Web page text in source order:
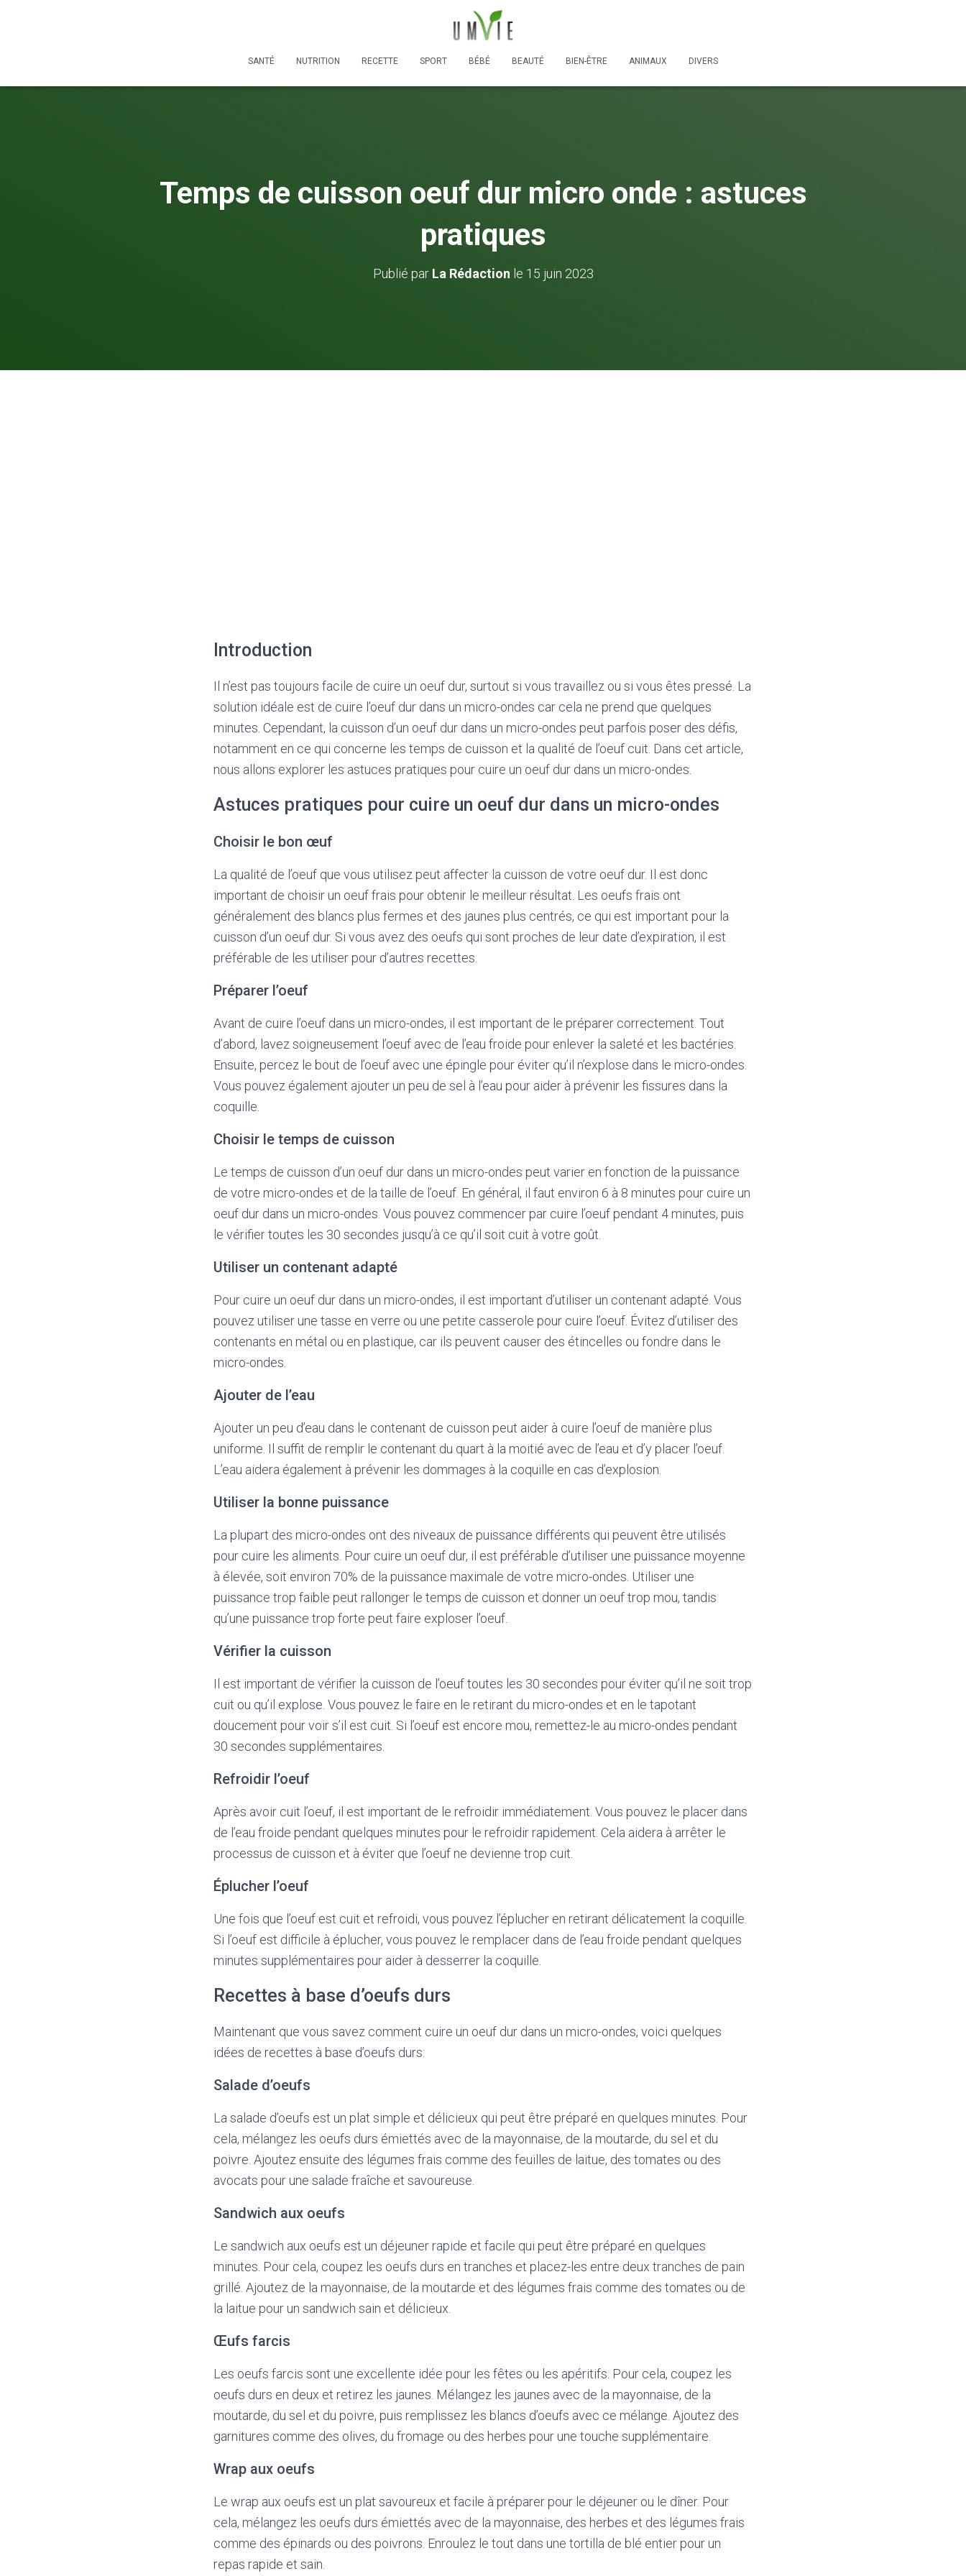
SANTÉ NUTRITION RECETTE SPORT BÉBÉ BEAUTÉ BIEN-ÊTRE ANIMAUX DIVERS
Temps de cuisson oeuf dur micro onde : astuces
pratiques
Publié par La Rédaction le 15 juin 2023
Introduction
Il n’est pas toujours facile de cuire un oeuf dur, surtout si vous travaillez ou si vous êtes pressé. La
solution idéale est de cuire l’oeuf dur dans un micro-ondes car cela ne prend que quelques
minutes. Cependant, la cuisson d’un oeuf dur dans un micro-ondes peut parfois poser des défis,
notamment en ce qui concerne les temps de cuisson et la qualité de l’oeuf cuit. Dans cet article,
nous allons explorer les astuces pratiques pour cuire un oeuf dur dans un micro-ondes.
Astuces pratiques pour cuire un oeuf dur dans un micro-ondes
Choisir le bon œuf
La qualité de l’oeuf que vous utilisez peut affecter la cuisson de votre oeuf dur. Il est donc
important de choisir un oeuf frais pour obtenir le meilleur résultat. Les oeufs frais ont
généralement des blancs plus fermes et des jaunes plus centrés, ce qui est important pour la
cuisson d’un oeuf dur. Si vous avez des oeufs qui sont proches de leur date d’expiration, il est
préférable de les utiliser pour d’autres recettes.
Préparer l’oeuf
Avant de cuire l’oeuf dans un micro-ondes, il est important de le préparer correctement. Tout
d’abord, lavez soigneusement l’oeuf avec de l’eau froide pour enlever la saleté et les bactéries.
Ensuite, percez le bout de l’oeuf avec une épingle pour éviter qu’il n’explose dans le micro-ondes.
Vous pouvez également ajouter un peu de sel à l’eau pour aider à prévenir les fissures dans la
coquille.
Choisir le temps de cuisson
Le temps de cuisson d’un oeuf dur dans un micro-ondes peut varier en fonction de la puissance
de votre micro-ondes et de la taille de l’oeuf. En général, il faut environ 6 à 8 minutes pour cuire un
oeuf dur dans un micro-ondes. Vous pouvez commencer par cuire l’oeuf pendant 4 minutes, puis
le vérifier toutes les 30 secondes jusqu’à ce qu’il soit cuit à votre goût.
Utiliser un contenant adapté
Pour cuire un oeuf dur dans un micro-ondes, il est important d’utiliser un contenant adapté. Vous
pouvez utiliser une tasse en verre ou une petite casserole pour cuire l’oeuf. Évitez d’utiliser des
contenants en métal ou en plastique, car ils peuvent causer des étincelles ou fondre dans le
micro-ondes.
Ajouter de l’eau
Ajouter un peu d’eau dans le contenant de cuisson peut aider à cuire l’oeuf de manière plus
uniforme. Il suffit de remplir le contenant du quart à la moitié avec de l’eau et d’y placer l’oeuf.
L’eau aidera également à prévenir les dommages à la coquille en cas d’explosion.
Utiliser la bonne puissance
La plupart des micro-ondes ont des niveaux de puissance différents qui peuvent être utilisés
pour cuire les aliments. Pour cuire un oeuf dur, il est préférable d’utiliser une puissance moyenne
à élevée, soit environ 70% de la puissance maximale de votre micro-ondes. Utiliser une
puissance trop faible peut rallonger le temps de cuisson et donner un oeuf trop mou, tandis
qu’une puissance trop forte peut faire exploser l’oeuf.
Vérifier la cuisson
Il est important de vérifier la cuisson de l’oeuf toutes les 30 secondes pour éviter qu’il ne soit trop
cuit ou qu’il explose. Vous pouvez le faire en le retirant du micro-ondes et en le tapotant
doucement pour voir s’il est cuit. Si l’oeuf est encore mou, remettez-le au micro-ondes pendant
30 secondes supplémentaires.
Refroidir l’oeuf
Après avoir cuit l’oeuf, il est important de le refroidir immédiatement. Vous pouvez le placer dans
de l’eau froide pendant quelques minutes pour le refroidir rapidement. Cela aidera à arrêter le
processus de cuisson et à éviter que l’oeuf ne devienne trop cuit.
Éplucher l’oeuf
Une fois que l’oeuf est cuit et refroidi, vous pouvez l’éplucher en retirant délicatement la coquille.
Si l’oeuf est difficile à éplucher, vous pouvez le remplacer dans de l’eau froide pendant quelques
minutes supplémentaires pour aider à desserrer la coquille.
Recettes à base d’oeufs durs
Maintenant que vous savez comment cuire un oeuf dur dans un micro-ondes, voici quelques
idées de recettes à base d’oeufs durs:
Salade d’oeufs
La salade d’oeufs est un plat simple et délicieux qui peut être préparé en quelques minutes. Pour
cela, mélangez les oeufs durs émiettés avec de la mayonnaise, de la moutarde, du sel et du
poivre. Ajoutez ensuite des légumes frais comme des feuilles de laitue, des tomates ou des
avocats pour une salade fraîche et savoureuse.
Sandwich aux oeufs
Le sandwich aux oeufs est un déjeuner rapide et facile qui peut être préparé en quelques
minutes. Pour cela, coupez les oeufs durs en tranches et placez-les entre deux tranches de pain
grillé. Ajoutez de la mayonnaise, de la moutarde et des légumes frais comme des tomates ou de
la laitue pour un sandwich sain et délicieux.
Œufs farcis
Les oeufs farcis sont une excellente idée pour les fêtes ou les apéritifs. Pour cela, coupez les
oeufs durs en deux et retirez les jaunes. Mélangez les jaunes avec de la mayonnaise, de la
moutarde, du sel et du poivre, puis remplissez les blancs d’oeufs avec ce mélange. Ajoutez des
garnitures comme des olives, du fromage ou des herbes pour une touche supplémentaire.
Wrap aux oeufs
Le wrap aux oeufs est un plat savoureux et facile à préparer pour le déjeuner ou le dîner. Pour
cela, mélangez les oeufs durs émiettés avec de la mayonnaise, des herbes et des légumes frais
comme des épinards ou des poivrons. Enroulez le tout dans une tortilla de blé entier pour un
repas rapide et sain.